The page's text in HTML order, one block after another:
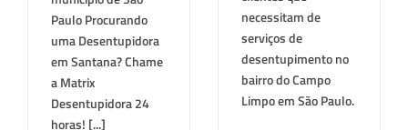
Paulo Procurando
uma Desentupidora
em Santana? Chame
a Matrix
Desentupidora 24
horas! [...]
necessitam de
serviços de
desentupimento no
bairro do Campo
Limpo em São Paulo.